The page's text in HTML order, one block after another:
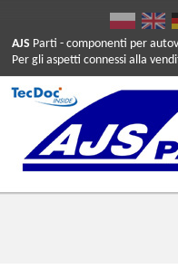
AJS Parti - componenti per
Per gli aspetti connessi alla